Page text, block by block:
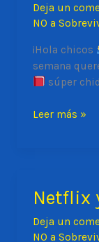
Deja un
NO a
¡Hola chicos
semana
súper
Mis
que
miedos.
Leer más »
Netflix
Deja un
NO a